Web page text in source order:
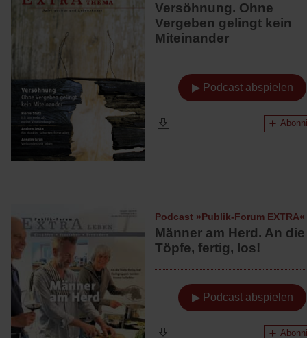
Versöhnung. Ohne
Vergeben gelingt kein
Miteinander
▶ Podcast abspielen
Podcast »Publik-Forum EXTRA«
Männer am Herd. An die
Töpfe, fertig, los!
▶ Podcast abspielen